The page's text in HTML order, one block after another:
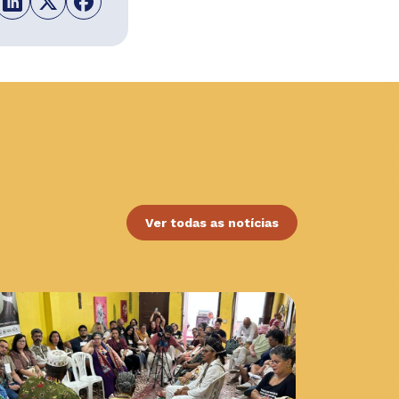
Ver todas as notícias